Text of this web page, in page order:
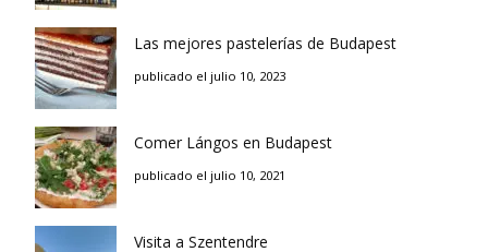
Las mejores pastelerías de Budapest
publicado el julio 10, 2023
Comer Lángos en Budapest
publicado el julio 10, 2021
Visita a Szentendre